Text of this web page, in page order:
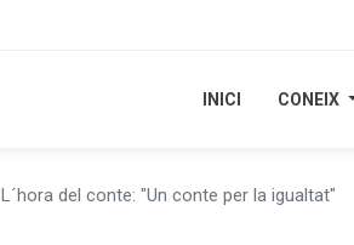
INICI CONEIX
INICI CONEIX
L´hora del conte: "Un conte per la igualtat"